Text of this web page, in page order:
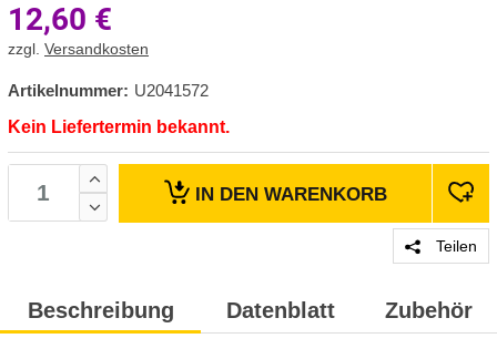
12,60 €
zzgl. Versandkosten
Artikelnummer: U2041572
Kein Liefertermin bekannt.
IN DEN WARENKORB
Teilen
Beschreibung Datenblatt Zubehör